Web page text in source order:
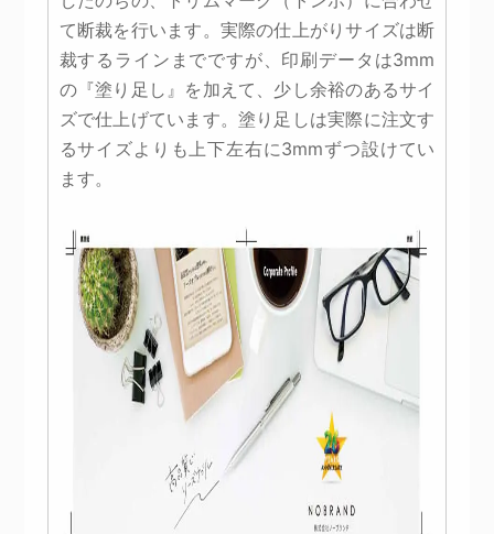
て断裁を行います。実際の仕上がりサイズは断
裁するラインまでですが、印刷データは3mm
の『塗り足し』を加えて、少し余裕のあるサイ
ズで仕上げています。塗り足しは実際に注文す
るサイズよりも上下左右に3mmずつ設けてい
ます。